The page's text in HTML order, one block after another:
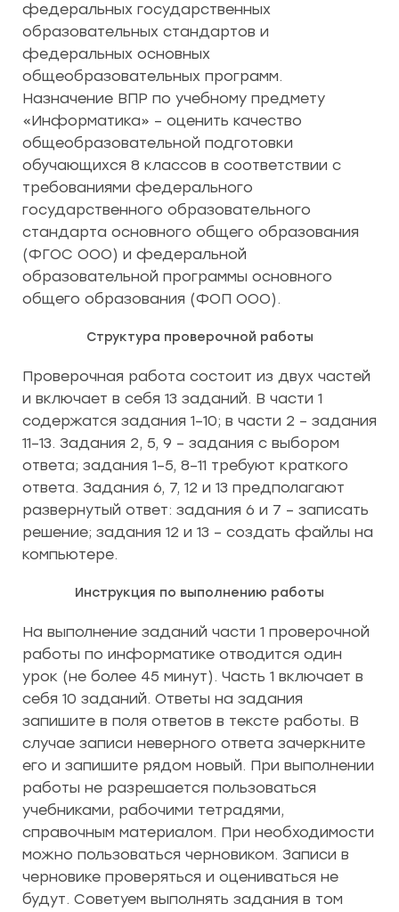
федеральных государственных
образовательных стандартов и
федеральных основных
общеобразовательных программ.
Назначение ВПР по учебному предмету
«Информатика» – оценить качество
общеобразовательной подготовки
обучающихся 8 классов в соответствии с
требованиями федерального
государственного образовательного
стандарта основного общего образования
(ФГОС ООО) и федеральной
образовательной программы основного
общего образования (ФОП ООО).
Структура проверочной работы
Проверочная работа состоит из двух частей
и включает в себя 13 заданий. В части 1
содержатся задания 1–10; в части 2 – задания
11–13. Задания 2, 5, 9 – задания с выбором
ответа; задания 1–5, 8–11 требуют краткого
ответа. Задания 6, 7, 12 и 13 предполагают
развернутый ответ: задания 6 и 7 – записать
решение; задания 12 и 13 – создать файлы на
компьютере.
Инструкция по выполнению работы
На выполнение заданий части 1 проверочной
работы по информатике отводится один
урок (не более 45 минут). Часть 1 включает в
себя 10 заданий. Ответы на задания
запишите в поля ответов в тексте работы. В
случае записи неверного ответа зачеркните
его и запишите рядом новый. При выполнении
работы не разрешается пользоваться
учебниками, рабочими тетрадями,
справочным материалом. При необходимости
можно пользоваться черновиком. Записи в
черновике проверяться и оцениваться не
будут. Советуем выполнять задания в том